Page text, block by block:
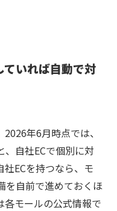
いれば自動で対
年6月時点では、
、自社ECで個別に対
ECを持つなら、モ
を自前で進めておくほ
各モールの公式情報で